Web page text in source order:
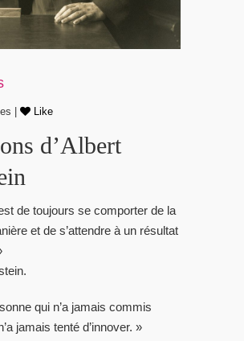
| Like
d’Albert
de toujours se comporter de la
et de s’attendre à un résultat
qui n’a jamais commis
jamais tenté d’innover. »